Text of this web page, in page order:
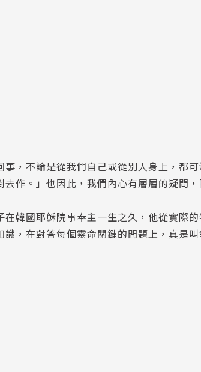
，不論是從我們自己或從別人身上，都
作。」也因此，我們內心有層層的疑問
韓國耶穌院事奉主一生之久，他從實際
，在對答每個靈命關鍵的問題上，真是